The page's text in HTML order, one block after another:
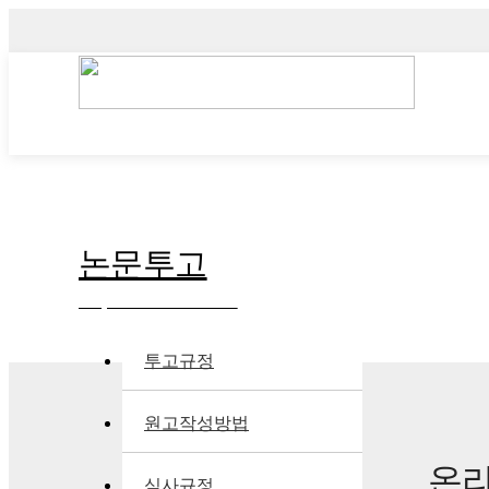
논문투고
투고규정
원고작성방법
심사규정 온